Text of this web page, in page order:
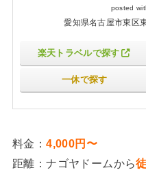
posted
愛知県名古屋市東区
楽天トラベルで探す
一休で探す
料金：4,000円〜
距離：ナゴヤドームから